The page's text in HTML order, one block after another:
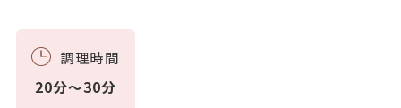
調理時間
20分～30分